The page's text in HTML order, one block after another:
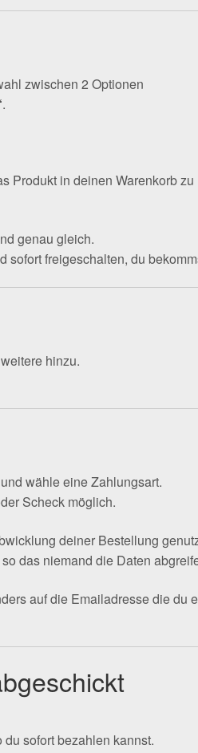
zwischen 2 Optionen
.
Produkt in deinen Warenkorb zu
genau gleich.
freigeschalten, du
hinzu.
wähle eine Zahlungsart.
Scheck möglich.
deiner Bestellung
das niemand die Daten
auf die Emailadresse die du
sofort bezahlen kannst.